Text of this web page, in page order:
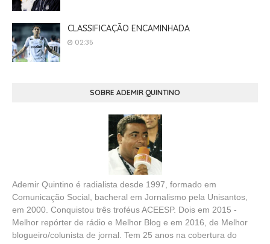
CLASSIFICAÇÃO ENCAMINHADA
02:35
SOBRE ADEMIR QUINTINO
Ademir Quintino é radialista desde 1997, formado em
Comunicação Social, bacheral em Jornalismo pela Unisantos,
em 2000. Conquistou três troféus ACEESP. Dois em 2015 -
Melhor repórter de rádio e Melhor Blog e em 2016, de Melhor
blogueiro/colunista de jornal. Tem 25 anos na cobertura do